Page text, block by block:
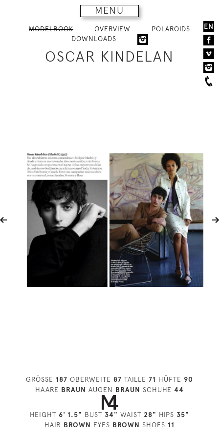
MENU
EN
MODELBOOK OVERVIEW
POLAROIDS
DOWNLOADS
OSCAR KINDELAN
GRÖSSE 187 OBERWEITE 87 TAILLE 71 HÜFTE 90
HAARE BRAUN AUGEN BRAUN SCHUHE 44
HEIGHT 6' 1.5" BUST 34" WAIST 28" HIPS 35"
HAIR BROWN EYES BROWN SHOES 11